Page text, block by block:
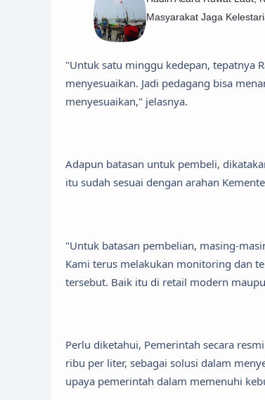
Masyarakat Jaga
"Untuk satu minggu kedepan, tepatnya
menyesuaikan. Jadi pedagang bisa
menyesuaikan," jelasnya.
Adapun batasan untuk pembeli,
itu sudah sesuai dengan arahan
"Untuk batasan pembelian, masing-
Kami terus melakukan monitoring dan
tersebut. Baik itu di retail modern
Perlu diketahui, Pemerintah secara
ribu per liter, sebagai solusi dalam
upaya pemerintah dalam memenuhi